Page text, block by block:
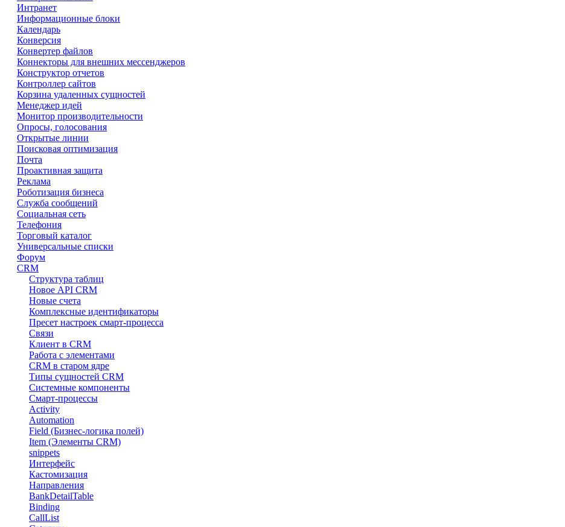
Интранет
Информационные блоки
Календарь
Конверсия
Конвертер файлов
Коннекторы для внешних мессенджеров
Конструктор отчетов
Контроллер сайтов
Корзина удаленных сущностей
Менеджер идей
Монитор производительности
Опросы, голосования
Открытые линии
Поисковая оптимизация
Почта
Проактивная защита
Реклама
Роботизация бизнеса
Служба сообщений
Социальная сеть
Телефония
Торговый каталог
Универсальные списки
Форум
CRM
Структура таблиц
Новое API CRM
Новые счета
Комплексные идентификаторы
Пресет настроек смарт-процесса
Связи
Клиент в CRM
Работа с элементами
CRM в старом ядре
Типы сущностей CRM
Системные компоненты
Смарт-процессы
Activity
Automation
Field (Бизнес-логика полей)
Item (Элементы CRM)
snippets
Интерфейс
Кастомизация
Направления
BankDetailTable
Binding
CallList